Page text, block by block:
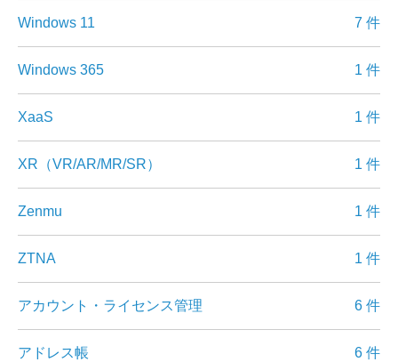
Windows 11 7 件
Windows 365 1 件
XaaS 1 件
XR（VR/AR/MR/SR） 1 件
Zenmu 1 件
ZTNA 1 件
アカウント・ライセンス管理 6 件
アドレス帳 6 件